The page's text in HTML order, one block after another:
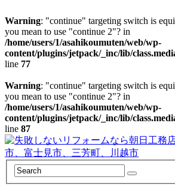
Warning: "continue" targeting switch is
you mean to use "continue 2"? in
/home/users/1/asahikoumuten/web/wp-
content/plugins/jetpack/_inc/lib/
line 77
Warning: "continue" targeting switch is
you mean to use "continue 2"? in
/home/users/1/asahikoumuten/web/wp-
content/plugins/jetpack/_inc/lib/
line 87